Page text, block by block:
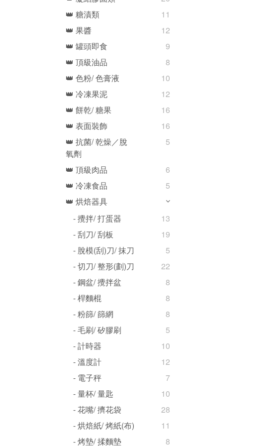
👑 糖漬類
11
👑 果醬
12
👑 罐頭即食
9
👑 頂級油品
8
👑 色粉/ 色膏液
10
👑 冷凍果泥
12
👑 餅乾/ 糖果
16
👑 表面裝飾
16
👑 抗菌/ 乾燥／脫
氧劑
5
👑 頂級肉品
6
👑 冷凍食品
5
👑 烘焙器具
- 攪拌/ 打蛋器
13
- 刮刀/ 刮板
19
- 脫模(刮)刀/ 抹刀
5
- 切刀/ 整形(劃)刀
22
- 鋼盆/ 攪拌盆
8
- 桿麵棍
8
- 粉篩/ 篩網
8
- 毛刷/ 矽膠刷
5
- 計時器
10
- 溫度計
12
- 電子秤
7
- 量杯/ 量匙
10
- 花嘴/ 擠花袋
28
- 烘焙紙/ 烤紙(布)
11
- 烤墊/ 揉麵墊
8